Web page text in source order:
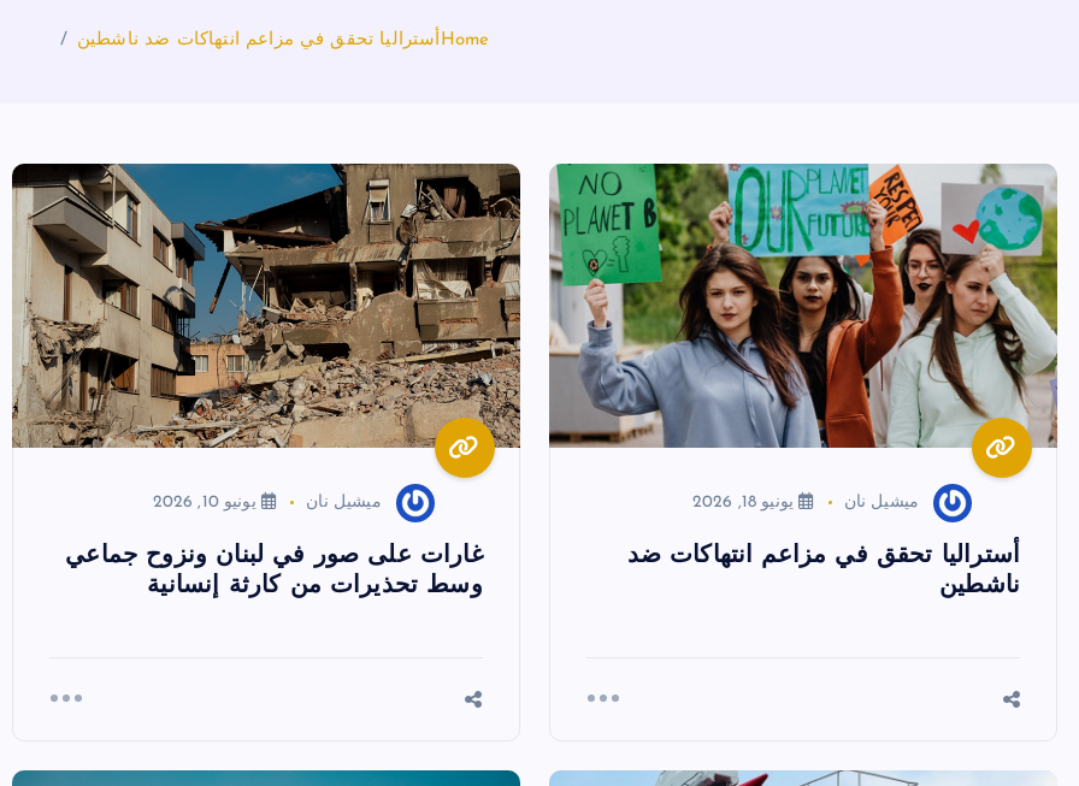
Home أستراليا تحقق في مزاعم انتهاكات ضد ناشطين
ميشيل نان يونيو 18, 2026
أستراليا تحقق في مزاعم انتهاكات ضد
ناشطين
ميشيل نان يونيو 10, 2026
غارات على صور في لبنان ونزوح جماعي
وسط تحذيرات من كارثة إنسانية